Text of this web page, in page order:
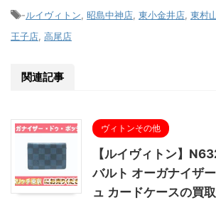
-ルイヴィトン 昭島中神店 東小金井店 東村
王子店 高尾店
関連記事
ヴィトンその他
【ルイヴィトン】
バルト オーガナイザ
ュ カードケースの買